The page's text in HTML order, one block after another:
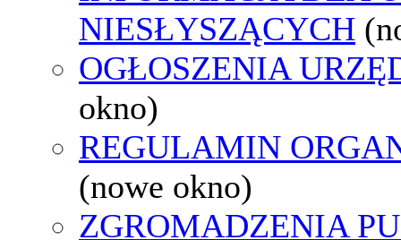
NIESŁYSZĄCYCH
OGŁOSZENIA
okno)
REGULAMIN
(nowe okno)
ZGROMADZENIA